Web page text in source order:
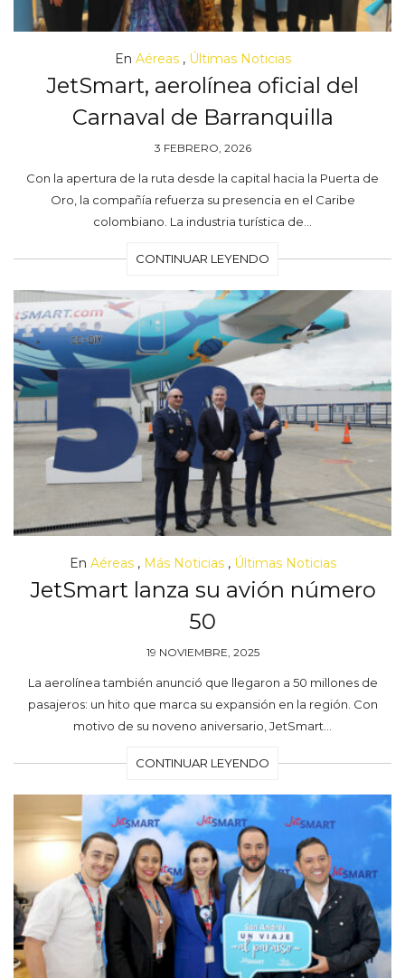
En Aéreas, Últimas Noticias
JetSmart, aerolínea oficial del
Carnaval de Barranquilla
3 FEBRERO, 2026
Con la apertura de la ruta desde la capital hacia la Puerta de
Oro, la compañía refuerza su presencia en el Caribe
colombiano. La industria turística de…
CONTINUAR LEYENDO
En Aéreas, Más Noticias, Últimas Noticias
JetSmart lanza su avión número
50
19 NOVIEMBRE, 2025
La aerolínea también anunció que llegaron a 50 millones de
pasajeros: un hito que marca su expansión en la región. Con
motivo de su noveno aniversario, JetSmart…
CONTINUAR LEYENDO